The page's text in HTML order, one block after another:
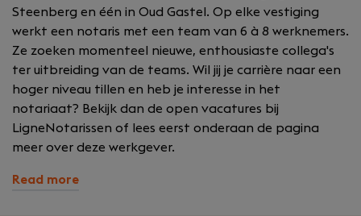
Steenberg en één in Oud Gastel. Op elke vestiging
werkt een notaris met een team van 6 à 8 werknemers.
Ze zoeken momenteel nieuwe, enthousiaste collega's
ter uitbreiding van de teams. Wil jij je carrière naar een
hoger niveau tillen en heb je interesse in het
notariaat? Bekijk dan de open vacatures bij
LigneNotarissen of lees eerst onderaan de pagina
meer over deze werkgever.
Read more